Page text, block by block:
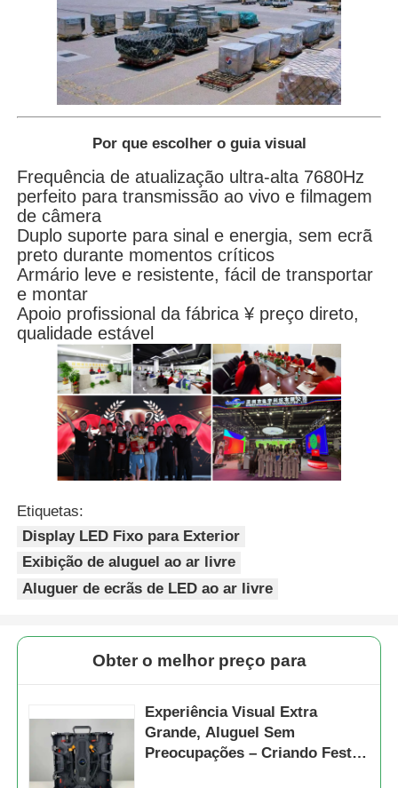
Por que escolher o guia visual
Frequência de atualização ultra-alta 7680Hz
perfeito para transmissão ao vivo e filmagem
de câmera
Duplo suporte para sinal e energia, sem ecrã
preto durante momentos críticos
Armário leve e resistente, fácil de transportar
e montar
Apoio profissional da fábrica ¥ preço direto,
qualidade estável
Etiquetas:
Display LED Fixo para Exterior
Exibição de aluguel ao ar livre
Aluguer de ecrãs de LED ao ar livre
Obter o melhor preço para
Experiência Visual Extra
Grande, Aluguel Sem
Preocupações – Criando Festas